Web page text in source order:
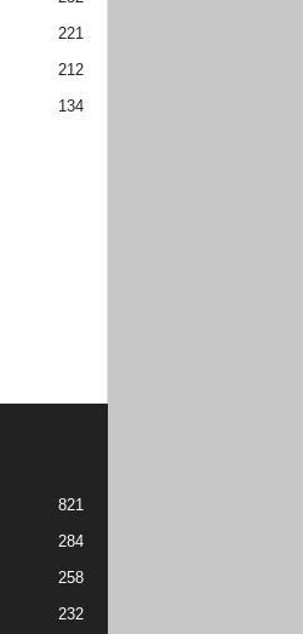
221
212
134
821
284
258
232